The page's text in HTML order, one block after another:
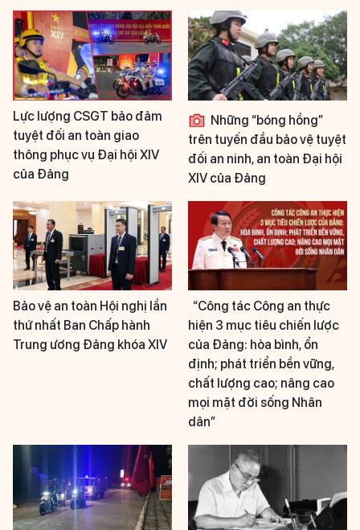
Lực lượng CSGT bảo đảm
tuyệt đối an toàn giao
thông phục vụ Đại hội XIV
của Đảng
Những “bóng hồng”
trên tuyến đầu bảo vệ tuyệt
đối an ninh, an toàn Đại hội
XIV của Đảng
Bảo vệ an toàn Hội nghị lần
thứ nhất Ban Chấp hành
Trung ương Đảng khóa XIV
“Công tác Công an thực
hiện 3 mục tiêu chiến lược
của Đảng: hòa bình, ổn
định; phát triển bền vững,
chất lượng cao; nâng cao
mọi mặt đời sống Nhân
dân”